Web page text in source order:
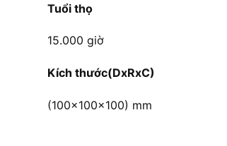
Tuổi thọ
15.000 giờ
Kích thước(DxRxC)
(100x100x100) mm